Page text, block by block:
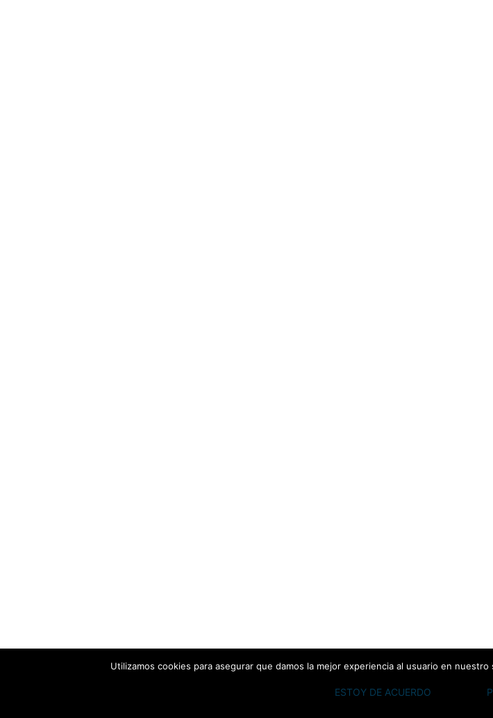
Utilizamos cookies para asegurar que damos la mejor experiencia al usuario en
ESTOY DE ACUERDO